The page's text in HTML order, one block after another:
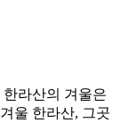
라산의 겨울은
울 한라산, 그곳